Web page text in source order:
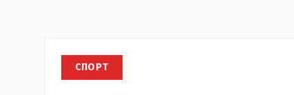
СПОРТ